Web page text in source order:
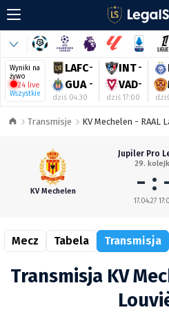
Wyniki na
żywo
24 live
Wszystkie
LAFC-
GUA -
dziś 04:30
INT-
VAD-
dziś 17:00
Transmisje KV Mechelen - RAAL
KV Mechelen
Jupiler Pro
29.
- :
17.04.27
Mecz Tabela Transmisja
Transmisja KV